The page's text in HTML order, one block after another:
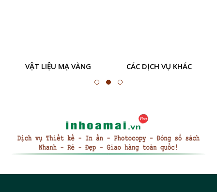
VẬT LIỆU MẠ VÀNG CÁC DỊCH VỤ KHÁC